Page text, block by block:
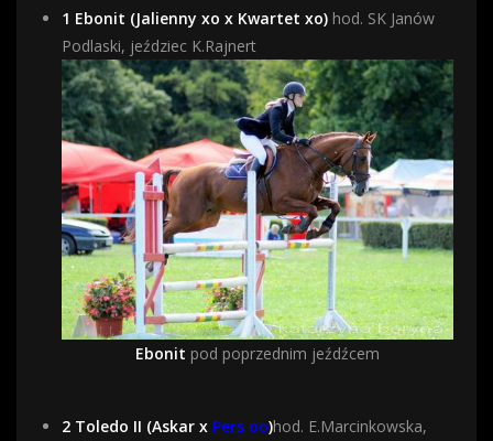
1 Ebonit (Jalienny xo x Kwartet xo) hod. SK Janów
Podlaski, jeździec K.Rajnert
Ebonit pod poprzednim jeźdźcem
2 Toledo II (Askar x Pers oo)hod. E.Marcinkowska,